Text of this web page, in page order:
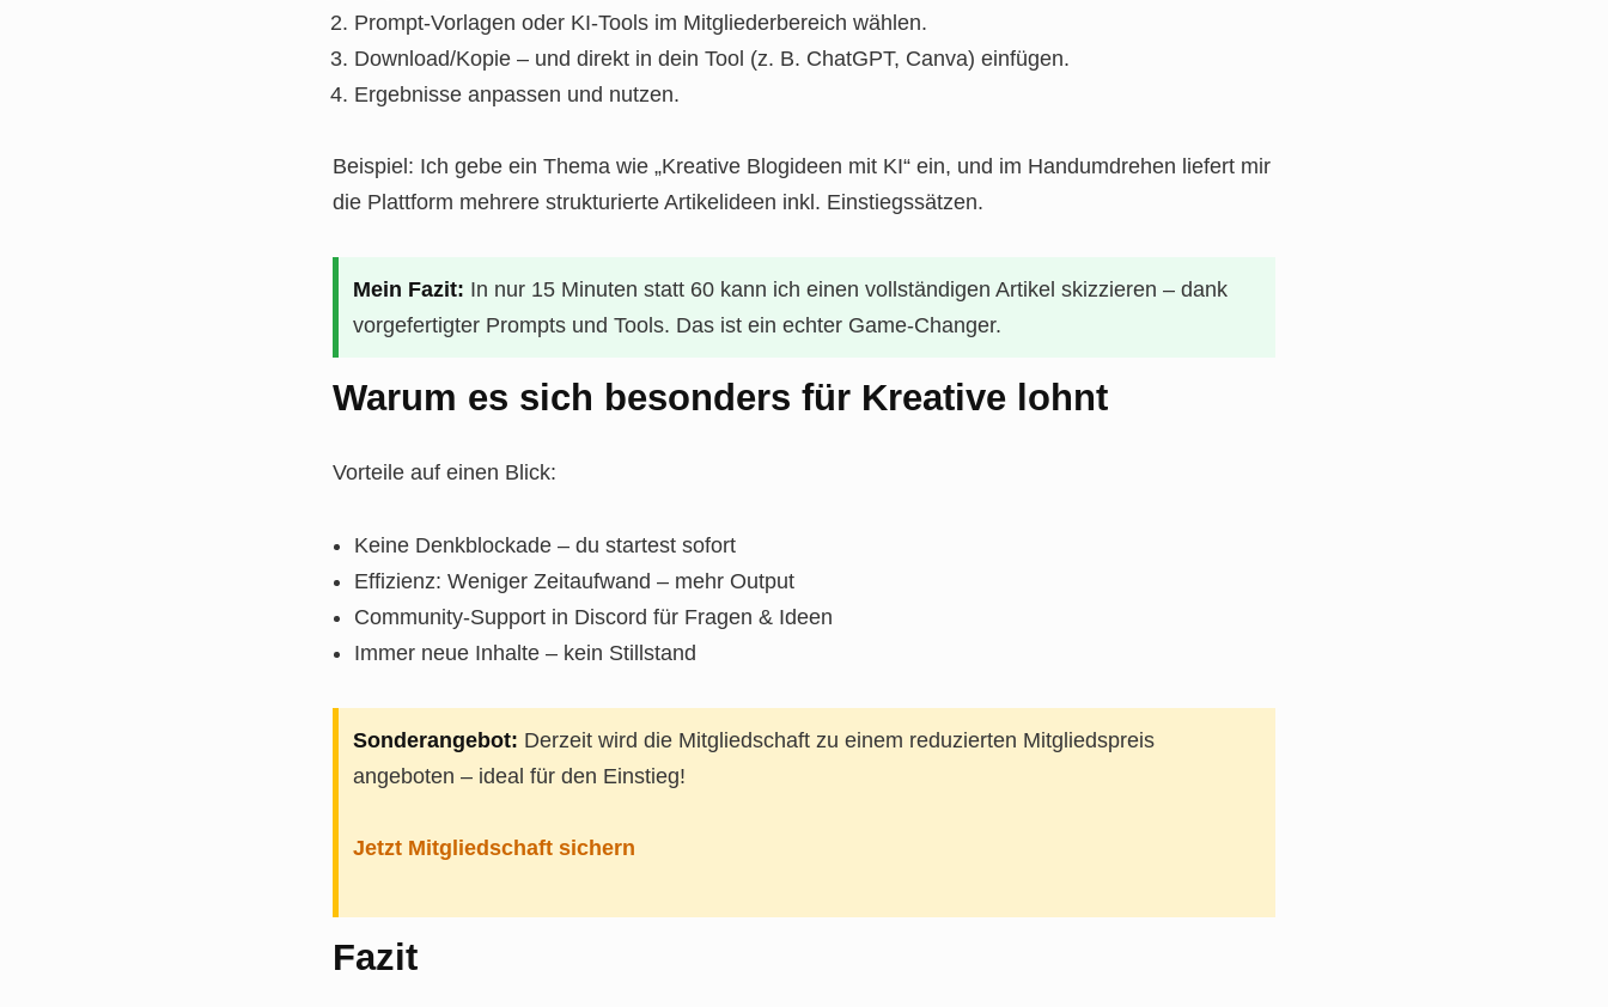
Prompt-Vorlagen oder KI-Tools im Mitgliederbereich wählen.
Download/Kopie – und direkt in dein Tool (z. B. ChatGPT, Canva) einfügen.
Ergebnisse anpassen und nutzen.
Beispiel: Ich gebe ein Thema wie „Kreative Blogideen mit KI“ ein, und im Handumdrehen liefert mir
die Plattform mehrere strukturierte Artikelideen inkl. Einstiegssätzen.
Mein Fazit: In nur 15 Minuten statt 60 kann ich einen vollständigen Artikel skizzieren – dank
vorgefertigter Prompts und Tools. Das ist ein echter Game-Changer.
Warum es sich besonders für Kreative lohnt
Vorteile auf einen Blick:
Keine Denkblockade – du startest sofort
Effizienz: Weniger Zeitaufwand – mehr Output
Community-Support in Discord für Fragen & Ideen
Immer neue Inhalte – kein Stillstand
Sonderangebot: Derzeit wird die Mitgliedschaft zu einem reduzierten Mitgliedspreis
angeboten – ideal für den Einstieg!
Jetzt Mitgliedschaft sichern
Fazit